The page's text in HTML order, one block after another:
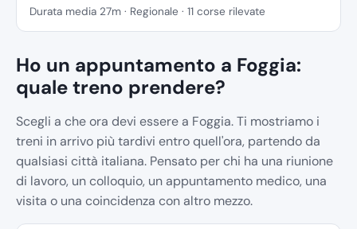
Durata media 27m · Regionale · 11 corse rilevate
Ho un appuntamento a Foggia:
quale treno prendere?
Scegli a che ora devi essere a Foggia. Ti mostriamo i
treni in arrivo più tardivi entro quell'ora, partendo da
qualsiasi città italiana. Pensato per chi ha una riunione
di lavoro, un colloquio, un appuntamento medico, una
visita o una coincidenza con altro mezzo.